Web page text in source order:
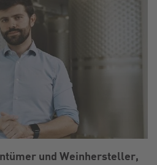
und Weinhersteller,